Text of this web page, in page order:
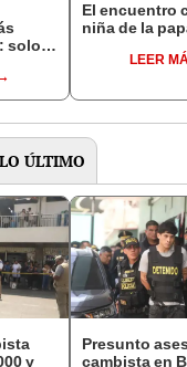
solo
El encuentro
niña de la
LEER
LO ÚLTIMO
y
Presunto
cambista en